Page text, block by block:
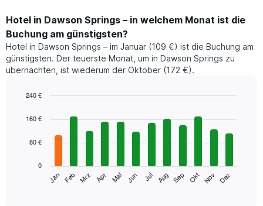
Hotel in Dawson Springs – in welchem Monat ist die
Buchung am günstigsten?
Hotel in Dawson Springs – im Januar (109 €) ist die Buchung am
günstigsten. Der teuerste Monat, um in Dawson Springs zu
übernachten, ist wiederum der Oktober (172 €).
chart
bars.
folgende
graphic.
Jan Feb Mrz Apr Mai Jun Jul Aug Sep Okt Nov Dez
0
80 €
160 €
240 €